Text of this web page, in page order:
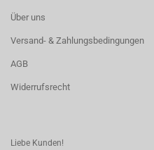
Über uns
Versand- & Zahlungsbedingungen
AGB
Widerrufsrecht
Liebe Kunden!